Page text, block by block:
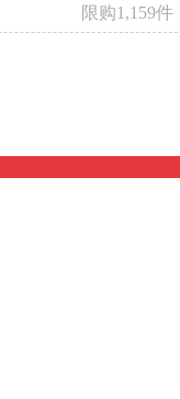
限购1,159件